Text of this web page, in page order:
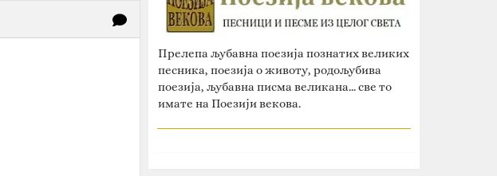
Прелепа љубавна поезија познатих великих
песника, поезија о животу, родољубива
поезија, љубавна писма великана... све то
имате на Поезији векова.